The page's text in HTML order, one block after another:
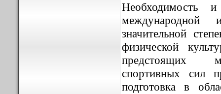
Необходимость
значительной
физической
предстоящих
спортивных сил
подготовка в